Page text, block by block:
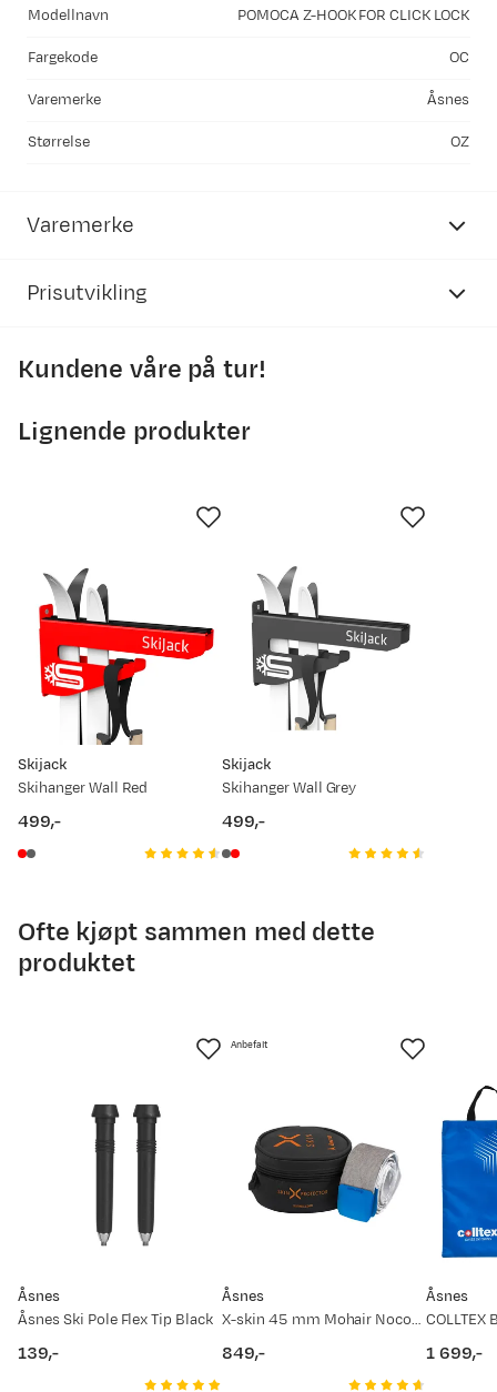
Modellnavn POMOCA Z-HOOK FOR CLICK LOCK
Fargekode OC
Varemerke Åsnes
Størrelse OZ
Varemerke
Prisutvikling
100
10. mai 23. mai 18. jun. 1. jul.
Prisdato
23.02.2026
21.01.2026
19.11.2025
Kundene våre på tur!
Lignende produkter
Skijack
Skihanger Wall Red
price
499,-
Skijack
Skihanger Wall Grey
price
499,-
Ofte kjøpt sammen med dette
produktet
Åsnes
Åsnes Ski Pole Flex Tip Black
139,-
Åsnes
X-skin 45 mm Mohair Nocolour
Anbefalt
849,-
Åsnes
1 699,-